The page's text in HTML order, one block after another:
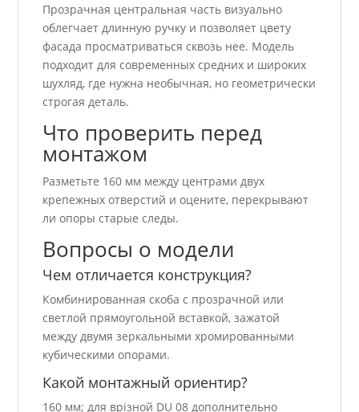
Прозрачная центральная часть визуально
облегчает длинную ручку и позволяет цвету
фасада просматриваться сквозь нее. Модель
подходит для современных средних и широких
шухляд, где нужна необычная, но геометрически
строгая деталь.
Что проверить перед
монтажом
Разметьте 160 мм между центрами двух
крепежных отверстий и оцените, перекрывают
ли опоры старые следы.
Вопросы о модели
Чем отличается конструкция?
Комбинированная скоба с прозрачной или
светлой прямоугольной вставкой, зажатой
между двумя зеркальными хромированными
кубическими опорами.
Какой монтажный ориентир?
160 мм; для врізной DU 08 дополнительно